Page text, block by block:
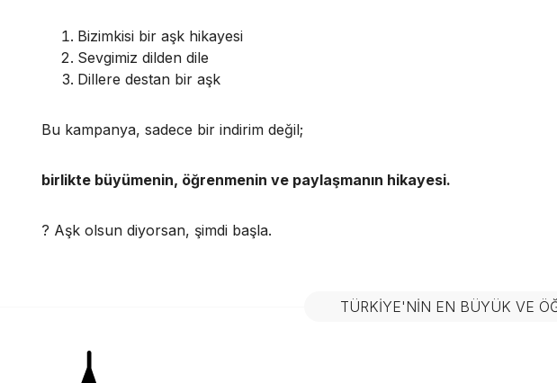
Bizimkisi bir aşk hikayesi
Sevgimiz dilden dile
Dillere destan bir aşk
Bu kampanya, sadece bir indirim değil;
birlikte büyümenin, öğrenmenin ve paylaşmanın hikayesi.
? Aşk olsun diyorsan, şimdi başla.
TÜRKIYE'NIN EN BÜYÜK VE